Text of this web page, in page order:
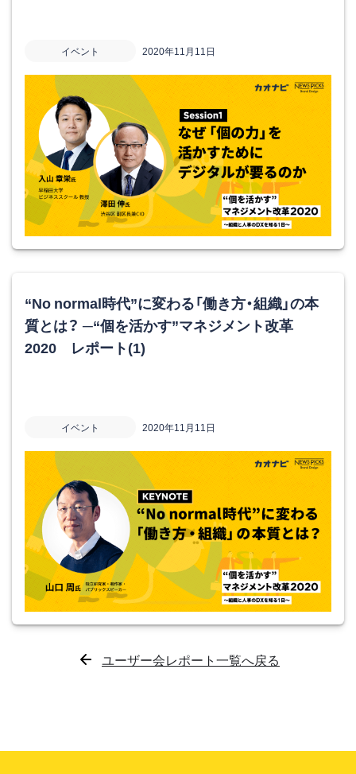
イベント 2020年11月11日
“No normal時代”に変わる「働き方・組織」の本
質とは？ ─“個を活かす”マネジメント改革
2020 レポート(1)
イベント 2020年11月11日
ユーザー会レポート一覧へ戻る